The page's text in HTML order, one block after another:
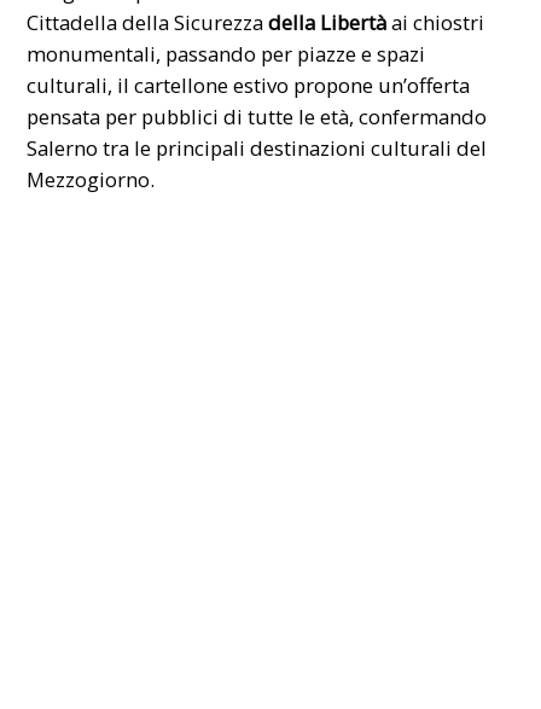
Cittadella della Sicurezzadella Libertàai chiostri
monumentali, passando per piazze e spazi
culturali, il cartellone estivo propone un’offerta
pensata per pubblici di tutte le età, confermando
Salerno tra le principali destinazioni culturali del
Mezzogiorno.